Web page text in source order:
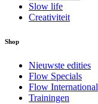
Slow life
Creativiteit
Shop
Nieuwste edities
Flow Specials
Flow International
Trainingen